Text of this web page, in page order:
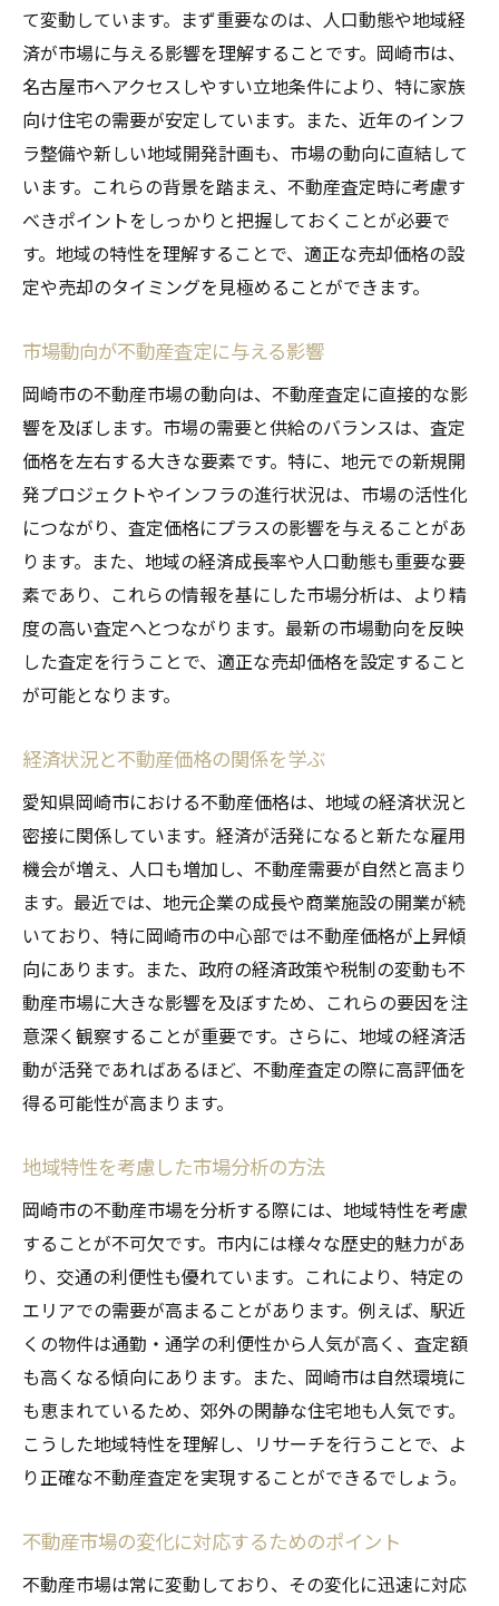
地域の歴史と交通の便が不動産査定に及ぼす影
響
岡崎市の歴史が不動産価格に与える影響
交通アクセスの良さと不動産価値の関係
地域の魅力を活かした査定ポイント
歴史的建造物と不動産価値の関連性
交通インフラの整備と市場価格の予測
地域行事と不動産需要の関連
物件タイプ別の査定アプローチ
住宅ローンの影響を踏まえた査定
環境と立地を重視した査定の工夫
築年数に応じた評価基準の設定
多様なニーズに応えるための査定法
物件の個性を活かした魅力的な査定
希望価格と市場価格をバランスさせるための戦
略
市場価格の理解と適切な価格設定
交渉力を高めるための準備
最適な売却タイミングの見極め
価格設定に役立つ市場データの活用
希望価格と適正価格のバランスの取り方
不動産査定を成功させるための岡崎市特有のポ
イント
岡崎市の地元事情を知る重要性
地域の発展計画と不動産価値
エリアごとの特性を活かした査定
地元住民のニーズに応える物件選び
地元の評判を活用した売却戦略
岡崎市での不動産査定をスムーズに進めるため
のステップ
査定前の準備と注意点
信頼できる不動産エージェントの選び方
査定プロセスの流れを理解する
査定結果の確認とその活用方法
査定後の次のステップと売却準備
トラブルを避けるための契約時の注意
て変動しています。まず重要なのは、人口動態や地域経
済が市場に与える影響を理解することです。岡崎市は、
名古屋市へアクセスしやすい立地条件により、特に家族
向け住宅の需要が安定しています。また、近年のインフ
ラ整備や新しい地域開発計画も、市場の動向に直結して
います。これらの背景を踏まえ、不動産査定時に考慮す
べきポイントをしっかりと把握しておくことが必要で
す。地域の特性を理解することで、適正な売却価格の設
定や売却のタイミングを見極めることができます。
市場動向が不動産査定に与える影響
岡崎市の不動産市場の動向は、不動産査定に直接的な影
響を及ぼします。市場の需要と供給のバランスは、査定
価格を左右する大きな要素です。特に、地元での新規開
発プロジェクトやインフラの進行状況は、市場の活性化
につながり、査定価格にプラスの影響を与えることがあ
ります。また、地域の経済成長率や人口動態も重要な要
素であり、これらの情報を基にした市場分析は、より精
度の高い査定へとつながります。最新の市場動向を反映
した査定を行うことで、適正な売却価格を設定すること
が可能となります。
経済状況と不動産価格の関係を学ぶ
愛知県岡崎市における不動産価格は、地域の経済状況と
密接に関係しています。経済が活発になると新たな雇用
機会が増え、人口も増加し、不動産需要が自然と高まり
ます。最近では、地元企業の成長や商業施設の開業が続
いており、特に岡崎市の中心部では不動産価格が上昇傾
向にあります。また、政府の経済政策や税制の変動も不
動産市場に大きな影響を及ぼすため、これらの要因を注
意深く観察することが重要です。さらに、地域の経済活
動が活発であればあるほど、不動産査定の際に高評価を
得る可能性が高まります。
地域特性を考慮した市場分析の方法
岡崎市の不動産市場を分析する際には、地域特性を考慮
することが不可欠です。市内には様々な歴史的魅力があ
り、交通の利便性も優れています。これにより、特定の
エリアでの需要が高まることがあります。例えば、駅近
くの物件は通勤・通学の利便性から人気が高く、査定額
も高くなる傾向にあります。また、岡崎市は自然環境に
も恵まれているため、郊外の閑静な住宅地も人気です。
こうした地域特性を理解し、リサーチを行うことで、よ
り正確な不動産査定を実現することができるでしょう。
不動産市場の変化に対応するためのポイント
不動産市場は常に変動しており、その変化に迅速に対応